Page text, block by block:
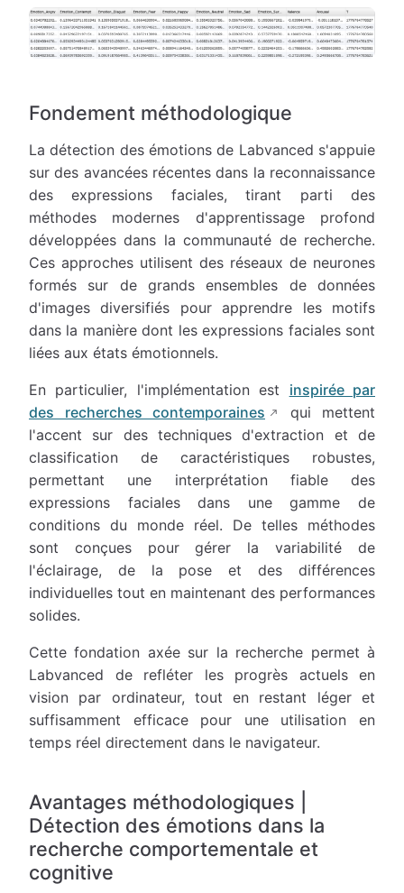
Fondement méthodologique
La détection des émotions de Labvanced s'appuie
sur des avancées récentes dans la reconnaissance
des expressions faciales, tirant parti des
méthodes modernes d'apprentissage profond
développées dans la communauté de recherche.
Ces approches utilisent des réseaux de neurones
formés sur de grands ensembles de données
d'images diversifiés pour apprendre les motifs
dans la manière dont les expressions faciales sont
liées aux états émotionnels.
En particulier, l'implémentation est inspirée par
des recherches contemporaines
qui mettent
l'accent sur des techniques d'extraction et de
classification de caractéristiques robustes,
permettant une interprétation fiable des
expressions faciales dans une gamme de
conditions du monde réel. De telles méthodes
sont conçues pour gérer la variabilité de
l'éclairage, de la pose et des différences
individuelles tout en maintenant des performances
solides.
Cette fondation axée sur la recherche permet à
Labvanced de refléter les progrès actuels en
vision par ordinateur, tout en restant léger et
suffisamment efficace pour une utilisation en
temps réel directement dans le navigateur.
Avantages méthodologiques |
Détection des émotions dans la
recherche comportementale et
cognitive